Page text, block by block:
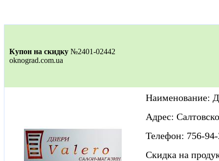
Купон на скидку №2401-02442
oknograd.com.ua
Наименование:
Адрес:
Телефон: 756-
Скидка на